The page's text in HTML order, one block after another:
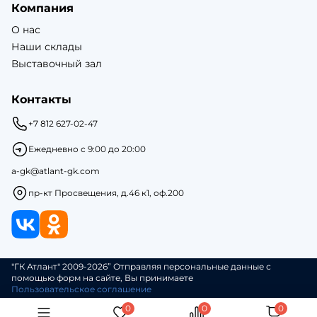
Компания
О нас
Наши склады
Выставочный зал
Контакты
+7 812 627-02-47
Ежедневно с 9:00 до 20:00
a-gk@atlant-gk.com
пр-кт Просвещения, д.46 к1, оф.200
"ГК Атлант" 2009-2026” Отправляя персональные данные с
помощью форм на сайте, Вы принимаете
Пользовательское соглашение